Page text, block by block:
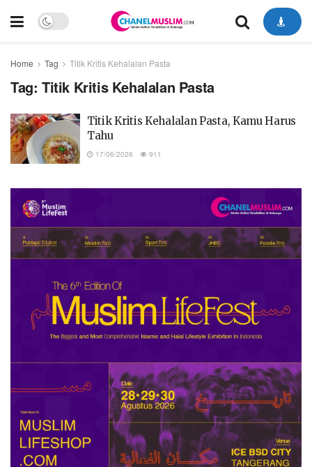
Home Tag Titik Kritis Kehalalan Pasta
Tag: Titik Kritis Kehalalan Pasta
Titik Kritis Kehalalan Pasta, Kamu Harus
Tahu
17/06/2026 911